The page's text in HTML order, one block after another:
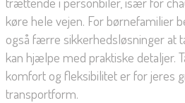
køre hele vejen. For børnefamilier
også færre sikkerhedsløsninger at
kan hjælpe med praktiske detaljer.
komfort og fleksibilitet er for jeres
transportform.